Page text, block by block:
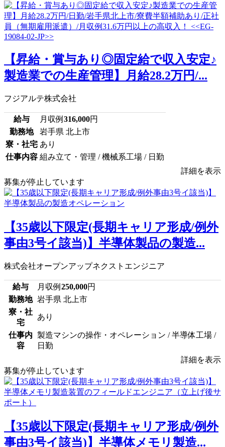
【昇給・賞与あり◎固定給で収入安定♪
製造業での生産管理】月給28.2万円/...
フジアルテ株式会社
給与 月収例 316,000円
勤務地
岩手県 北上市
寮・社宅 あり
仕事内容 組み立て・管理 / 機械系工場 / 日勤
詳細を表示
募集が停止しています
【35歳以下限定(長期キャリア形成/例外
事由3号イ該当)】半導体製品の製造...
株式会社オープンアップネクストエンジニア
給与 月収例 250,000円
勤務地 岩手県 北上市
寮・社
宅
あり
仕事内
容
製造マシンの操作・オペレーション / 半導体工場 /
日勤
詳細を表示
募集が停止しています
【35歳以下限定(長期キャリア形成/例外
事由3号イ該当)】半導体メモリ製造...